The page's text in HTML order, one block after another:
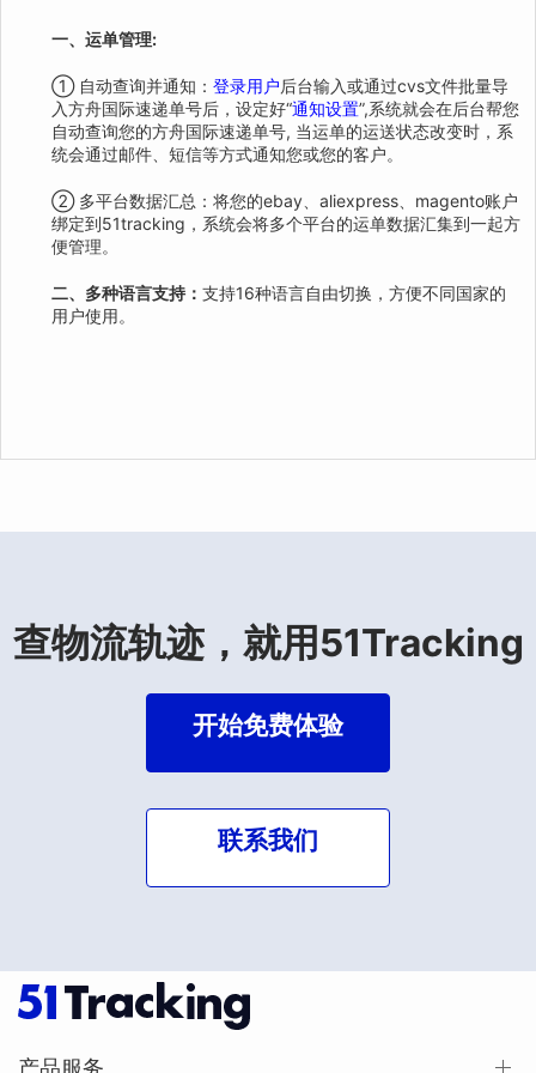
一、运单管理:
① 自动查询并通知： 登录用户后台输入或通过cvs文件批量导
入方舟国际速递单号后，设定好“通知设置”,系统就会在后台帮您
自动查询您的方舟国际速递单号, 当运单的运送状态改变时，系
统会通过邮件、短信等方式通知您或您的客户。
② 多平台数据汇总：将您的ebay、aliexpress、magento账户
绑定到51tracking，系统会将多个平台的运单数据汇集到一起方
便管理。
二、多种语言支持： 支持16种语言自由切换，方便不同国家的
用户使用。
查物流轨迹，就用51Tracking
开始免费体验
联系我们
产品服务